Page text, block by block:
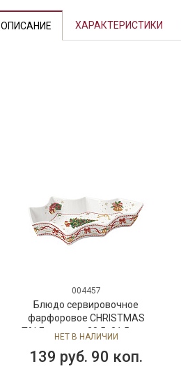
ОПИСАНИЕ ХАРАКТЕРИСТИКИ
001698
Горка двухъярусная Queen
Anne
НЕТ В НАЛИЧИИ
277 руб. 90 коп.